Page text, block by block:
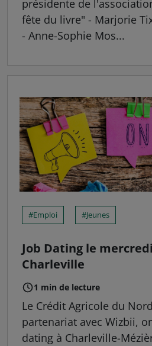
présidente de
fête du livre" - Marjorie
- Anne-Sophie Mos...
Emploi Jeunes
Job Dating le
Charleville
1 min de lecture
Le Crédit Agricole du
partenariat avec Wizbii,
dating à Charleville-